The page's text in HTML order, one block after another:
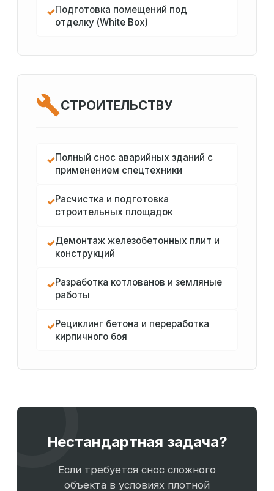
✓Подготовка помещений под
отделку (White Box)
СТРОИТЕЛЬСТВУ
✓Полный снос аварийных зданий с
применением спецтехники
✓Расчистка и подготовка
строительных площадок
✓Демонтаж железобетонных плит и
конструкций
✓Разработка котлованов и земляные
работы
✓Рециклинг бетона и переработка
кирпичного боя
Нестандартная задача?
Если требуется снос сложного
объекта в условиях плотной